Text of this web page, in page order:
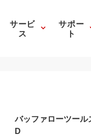
サービ
ス
サポー
ト
バッファローツー
D